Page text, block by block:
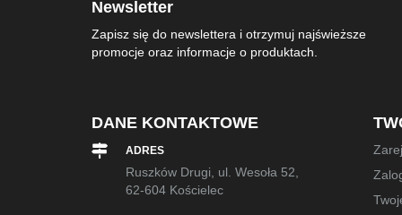
Newsletter
Zapisz się do newslettera i otrzymuj najświeższe
promocje oraz informacje o produktach.
DANE KONTAKTOWE
ADRES
Ruszków Drugi, ul. Wesoła 52,
62-604 Kościelec